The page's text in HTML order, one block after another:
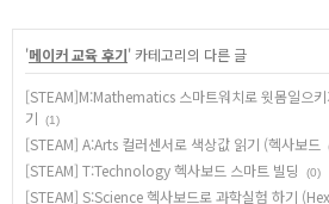
'메이커 교육 후기' 카테고리의 다른 글
[STEAM]M:Mathematics 스마트워치로 윗몸일으
기
(1)
[STEAM] A:Arts 컬러센서로 색상값 읽기 (헥사보드
[STEAM] T:Technology 헥사보드 스마트 빌딩 (0)
[STEAM] S:Science 헥사보드로 과학실험 하기